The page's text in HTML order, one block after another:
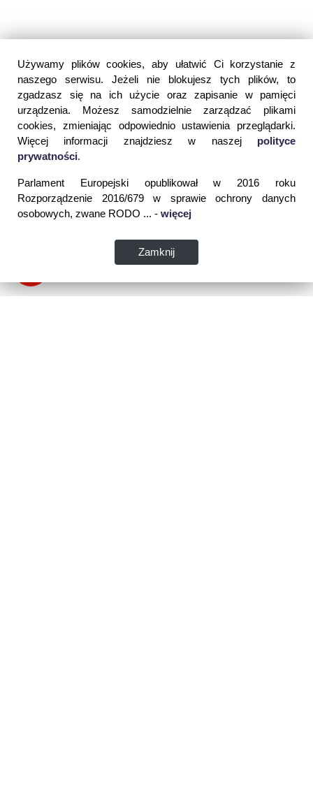
Używamy plików cookies, aby ułatwić Ci korzystanie z
naszego serwisu. Jeżeli nie blokujesz tych plików, to
zgadzasz się na ich użycie oraz zapisanie w pamięci
urządzenia. Możesz samodzielnie zarządzać plikami
cookies, zmieniając odpowiednio ustawienia przeglądarki.
Więcej informacji znajdziesz w naszej polityce
prywatności.
Parlament Europejski opublikował w 2016 roku
Rozporządzenie 2016/679 w sprawie ochrony danych
osobowych, zwane RODO ... - więcej
Zamknij